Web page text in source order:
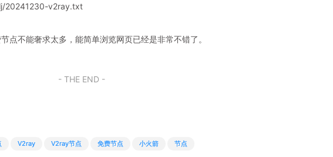
20241230-v2ray.txt
点不能奢求太多，能简单浏览网页已经是非常不错了。
- THE END -
V2ray V2ray节点 免费节点 小火箭 节点